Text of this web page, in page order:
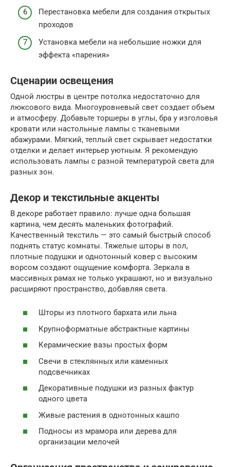
Перестановка мебели для создания открытых
проходов
Установка мебели на небольшие ножки для
эффекта «парения»
Сценарии освещения
Одной люстры в центре потолка недостаточно для
люксового вида. Многоуровневый свет создает объем
и атмосферу. Добавьте торшеры в углы, бра у изголовья
кровати или настольные лампы с тканевыми
абажурами. Мягкий, теплый свет скрывает недостатки
отделки и делает интерьер уютным. Я рекомендую
использовать лампы с разной температурой света для
разных зон.
Декор и текстильные акценты
В декоре работает правило: лучше одна большая
картина, чем десять маленьких фотографий.
Качественный текстиль — это самый быстрый способ
поднять статус комнаты. Тяжелые шторы в пол,
плотные подушки и однотонный ковер с высоким
ворсом создают ощущение комфорта. Зеркала в
массивных рамах не только украшают, но и визуально
расширяют пространство, добавляя света.
Шторы из плотного бархата или льна
Крупноформатные абстрактные картины
Керамические вазы простых форм
Свечи в стеклянных или каменных
подсвечниках
Декоративные подушки из разных фактур
одного цвета
Живые растения в однотонных кашпо
Подносы из мрамора или дерева для
организации мелочей